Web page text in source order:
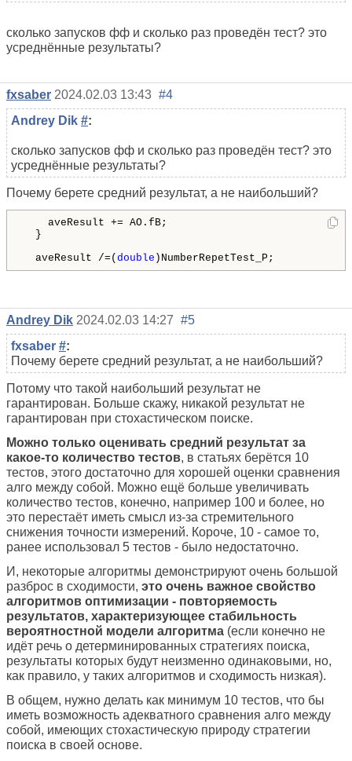
сколько запусков фф и сколько раз проведён тест? это
усреднённые результаты?
fxsaber 2024.02.03 13:43 #4
Andrey Dik #:
сколько запусков фф и сколько раз проведён тест? это
усреднённые результаты?
Почему берете средний результат, а не наибольший?
aveResult += AO.fB;
}
aveResult /=( double )NumberRepetTest_P;
Andrey Dik 2024.02.03 14:27 #5
fxsaber #:
Почему берете средний результат, а не наибольший?
Потому что такой наибольший результат не
гарантирован. Больше скажу, никакой результат не
гарантирован при стохастическом поиске.
Можно только оценивать средний результат за
какое-то количество тестов, в статьях берётся 10
тестов, этого достаточно для хорошей оценки сравнения
алго между собой. Можно ещё больше увеличивать
количество тестов, конечно, например 100 и более, но
это перестаёт иметь смысл из-за стремительного
снижения точности измерений. Короче, 10 - самое то,
ранее использовал 5 тестов - было недостаточно.
И, некоторые алгоритмы демонстрируют очень большой
разброс в сходимости, это очень важное свойство
алгоритмов оптимизации - повторяемость
результатов, характеризующее стабильность
вероятностной модели алгоритма (если конечно не
идёт речь о детерминированных стратегиях поиска,
результаты которых будут неизменно одинаковыми, но,
как правило, у таких алгоритмов и сходимость низкая).
В общем, нужно делать как минимум 10 тестов, что бы
иметь возможность адекватного сравнения алго между
собой, имеющих стохастическую природу стратегии
поиска в своей основе.